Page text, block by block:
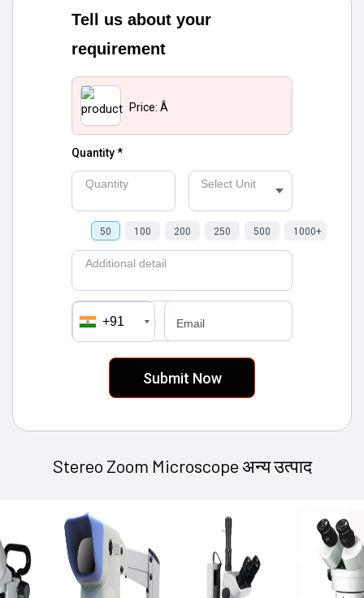
Tell us about your
requirement
Price:Â
Quantity *
Quantity Select Unit
50 100 200 250 500 1000+
Additional detail
+91
मोबाइल number Email
Stereo Zoom Microscope अन्य उत्पाद